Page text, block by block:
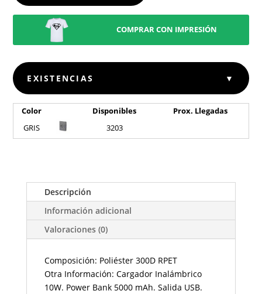
COMPRAR CON IMPRESIÓN
EXISTENCIAS ▼
Color Disponibles
Prox. Llegadas
GRIS
3203
Descripción
Información adicional
Valoraciones (0)
Composición: Poliéster 300D RPET
Otra Información: Cargador Inalámbrico
10W. Power Bank 5000 mAh. Salida USB.